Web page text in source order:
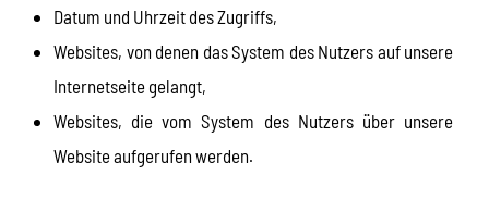
Datum und Uhrzeit des Zugriffs,
Websites, von denen das System des Nutzers auf unsere
Internetseite gelangt,
Websites, die vom System des Nutzers über unsere
Website aufgerufen werden.